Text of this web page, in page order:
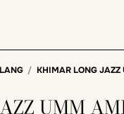
KHIMAR LONG
UMM